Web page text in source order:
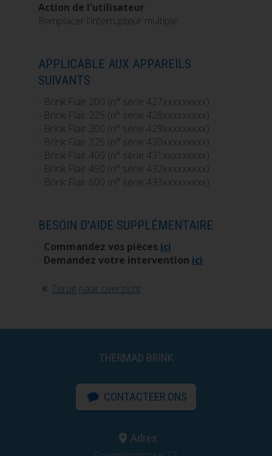
Action de l'utilisateur
Remplacer l'interrupteur multiple
APPLICABLE AUX APPAREILS
SUIVANTS
- Brink Flair 200 (n° série 427xxxxxxxxx)
- Brink Flair 225 (n° série 428xxxxxxxxx)
- Brink Flair 300 (n° série 429xxxxxxxxx)
- Brink Flair 325 (n° série 430xxxxxxxxx)
- Brink Flair 400 (n° série 431xxxxxxxxx)
- Brink Flair 450 (n° série 432xxxxxxxxx)
- Brink Flair 600 (n° série 433xxxxxxxxx)
BESOIN D'AIDE SUPPLÉMENTAIRE
- Commandez vos pièces ici
- Demandez votre intervention ici
Terug naar overzicht
THERMAD BRINK
CONTACTEER ONS
Adres